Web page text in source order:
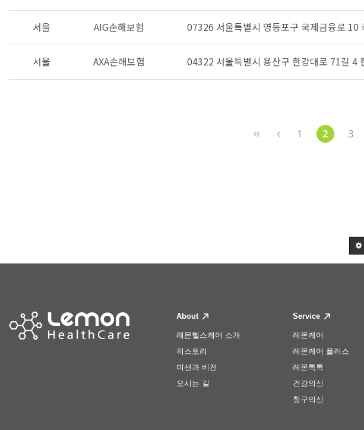
서울 AIG손해보험 07326 서울특별시 영등포구 국제금융로
서울 AXA손해보험 04322 서울특별시 용산구 한강대로 71길 4
1 2 3
About
레몬헬스케어 소개
히스토리
미션과 비전
오시는 길
Service
레몬케어
레몬케어 플러스
레몬톡톡
건강의신
청구의신